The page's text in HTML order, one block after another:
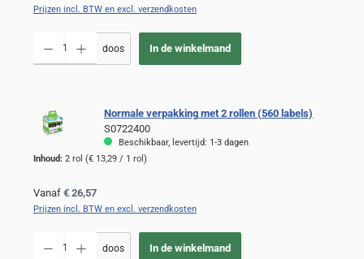
Prijzen incl. BTW en excl. verzendkosten
doos In de winkelmand
Normale verpakking met 2 rollen (560 labels)
S0722400
Beschikbaar, levertijd: 1-3 dagen
Inhoud: 2 rol (€ 13,29 / 1 rol)
Normale prijs:
Vanaf € 26,57
Prijzen incl. BTW en excl. verzendkosten
doos In de winkelmand